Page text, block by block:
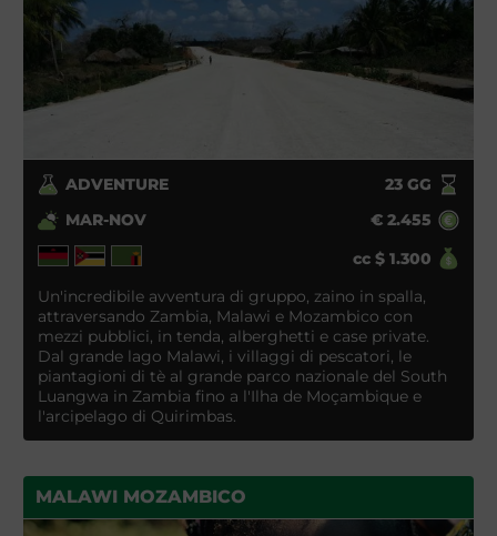
ADVENTURE 23GG
MAR-NOV
€ 2.455
cc $ 1.300
Un'incredibile avventura di gruppo, zaino in spalla,
attraversando Zambia, Malawi e Mozambico con
mezzi pubblici, in tenda, alberghetti e case private.
Dal grande lago Malawi, i villaggi di pescatori, le
piantagioni di tè al grande parco nazionale del South
Luangwa in Zambia fino a l'Ilha de Moçambique e
l'arcipelago di Quirimbas.
MALAWI MOZAMBICO